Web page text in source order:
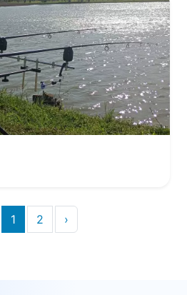
1 2 ›